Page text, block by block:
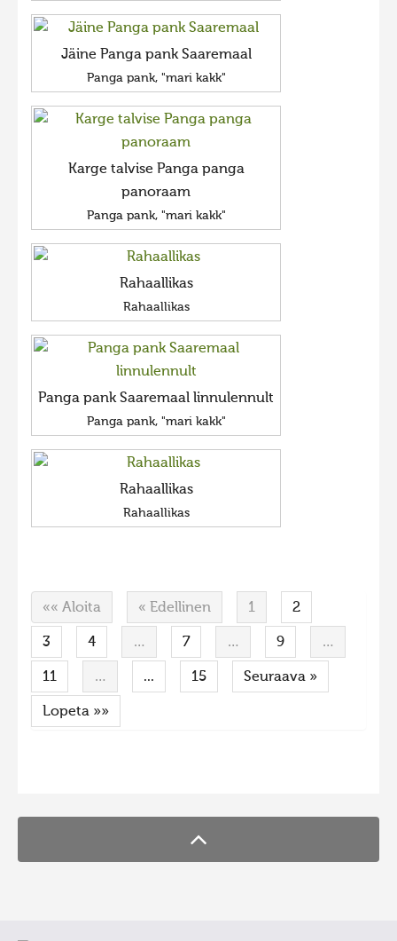
Jäine Panga pank Saaremaal
Panga pank, "mari kakk"
Karge talvise Panga panga
panoraam
Panga pank, "mari kakk"
Rahaallikas
Rahaallikas
Panga pank Saaremaal linnulennult
Panga pank, "mari kakk"
Rahaallikas
Rahaallikas
«« Aloita « Edellinen 1 2
3 4 … 7 … 9 …
11 … ... 15 Seuraava »
Lopeta »»